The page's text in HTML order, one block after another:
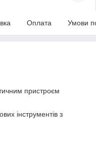
Оплата Умови
пристроєм
інструментів з